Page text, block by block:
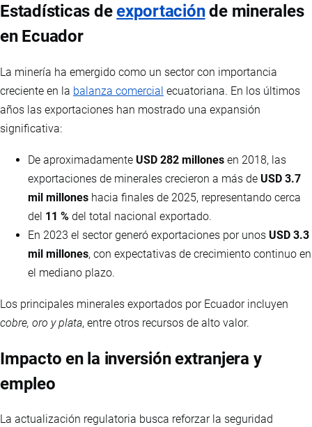
Estadísticas deexportaciónde minerales
en Ecuador
La minería ha emergido como un sector con importancia
creciente en la balanza comercial ecuatoriana. En los últimos
años las exportaciones han mostrado una expansión
significativa:
De aproximadamente USD 282 millones en 2018, las
exportaciones de minerales crecieron a más de USD 3.7
mil millones hacia finales de 2025, representando cerca
del 11 % del total nacional exportado.
En 2023 el sector generó exportaciones por unos USD 3.3
mil millones, con expectativas de crecimiento continuo en
el mediano plazo.
Los principales minerales exportados por Ecuador incluyen
cobre, oro y plata, entre otros recursos de alto valor.
Impacto en la inversión extranjera y
empleo
La actualización regulatoria busca reforzar la seguridad